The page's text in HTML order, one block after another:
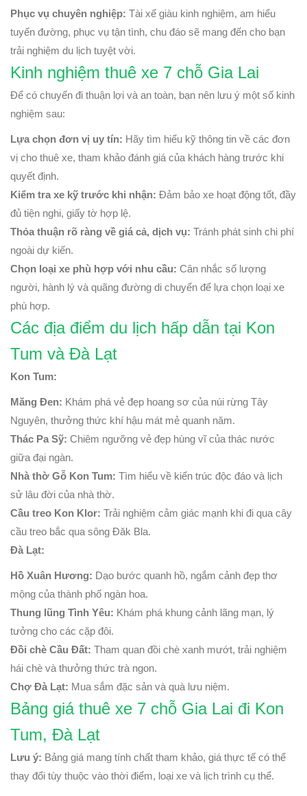
Phục vụ chuyên nghiệp: Tài xế giàu kinh nghiệm, am hiểu
tuyến đường, phục vụ tận tình, chu đáo sẽ mang đến cho bạn
trải nghiệm du lịch tuyệt vời.
Kinh nghiệm thuê xe 7 chỗ Gia Lai
Để có chuyến đi thuận lợi và an toàn, bạn nên lưu ý một số kinh
nghiệm sau:
Lựa chọn đơn vị uy tín: Hãy tìm hiểu kỹ thông tin về các đơn
vị cho thuê xe, tham khảo đánh giá của khách hàng trước khi
quyết định.
Kiểm tra xe kỹ trước khi nhận: Đảm bảo xe hoạt động tốt, đầy
đủ tiện nghi, giấy tờ hợp lệ.
Thỏa thuận rõ ràng về giá cả, dịch vụ: Tránh phát sinh chi phí
ngoài dự kiến.
Chọn loại xe phù hợp với nhu cầu: Cân nhắc số lượng
người, hành lý và quãng đường di chuyển để lựa chọn loại xe
phù hợp.
Các địa điểm du lịch hấp dẫn tại Kon
Tum và Đà Lạt
Kon Tum:
Măng Đen: Khám phá vẻ đẹp hoang sơ của núi rừng Tây
Nguyên, thưởng thức khí hậu mát mẻ quanh năm.
Thác Pa Sỹ: Chiêm ngưỡng vẻ đẹp hùng vĩ của thác nước
giữa đại ngàn.
Nhà thờ Gỗ Kon Tum: Tìm hiểu về kiến trúc độc đáo và lịch
sử lâu đời của nhà thờ.
Cầu treo Kon Klor: Trải nghiệm cảm giác mạnh khi đi qua cây
cầu treo bắc qua sông Đăk Bla.
Đà Lạt:
Hồ Xuân Hương: Dạo bước quanh hồ, ngắm cảnh đẹp thơ
mộng của thành phố ngàn hoa.
Thung lũng Tình Yêu: Khám phá khung cảnh lãng mạn, lý
tưởng cho các cặp đôi.
Đồi chè Cầu Đất: Tham quan đồi chè xanh mướt, trải nghiệm
hái chè và thưởng thức trà ngon.
Chợ Đà Lạt: Mua sắm đặc sản và quà lưu niệm.
Bảng giá thuê xe 7 chỗ Gia Lai đi Kon
Tum, Đà Lạt
Lưu ý: Bảng giá mang tính chất tham khảo, giá thực tế có thể
thay đổi tùy thuộc vào thời điểm, loại xe và lịch trình cụ thể.